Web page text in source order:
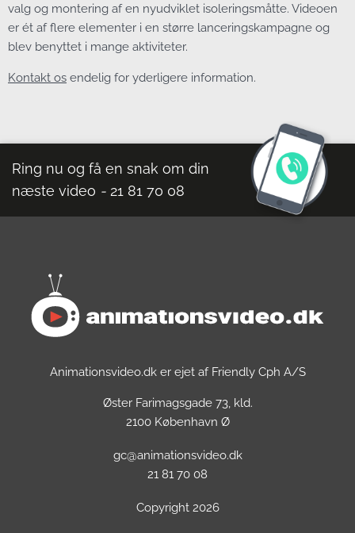
valg og montering af en nyudviklet isoleringsmåtte. Videoen
er ét af flere elementer i en større lanceringskampagne og
blev benyttet i mange aktiviteter.
Kontakt os endelig for yderligere information.
Ring nu og få en snak om din
næste video - 21 81 70 08
Animationsvideo.dk er ejet af Friendly Cph A/S
Øster Farimagsgade 73, kld.
2100 København Ø
gc@animationsvideo.dk
21 81 70 08
Copyright 2026